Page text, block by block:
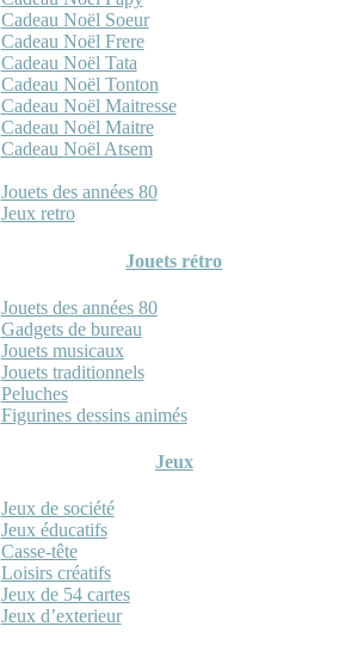
Cadeau Noël Soeur
Cadeau Noël Frere
Cadeau Noël Tata
Cadeau Noël Tonton
Cadeau Noël Maitresse
Cadeau Noël Maitre
Cadeau Noël Atsem
Jouets des années 80
Jeux retro
Jouets rétro
Jouets des années 80
Gadgets de bureau
Jouets musicaux
Jouets traditionnels
Peluches
Figurines dessins animés
Jeux
Jeux de société
Jeux éducatifs
Casse-tête
Loisirs créatifs
Jeux de 54 cartes
Jeux d’exterieur